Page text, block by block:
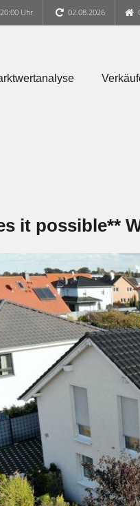
Uhr 02.08.2026
it possible**